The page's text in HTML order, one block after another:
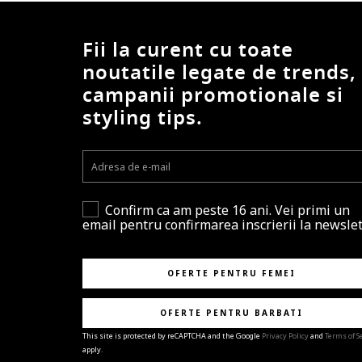
Fii la curent cu toate
noutatile legate de trends,
campanii promotionale si
styling tips.
Confirm ca am peste 16 ani. Vei primi un
email pentru confirmarea inscrierii la
OFERTE PENTRU FEMEI
OFERTE PENTRU BARBATI
This site is protected by reCAPTCHA and the Google Privacy Policyand Terms of
apply.